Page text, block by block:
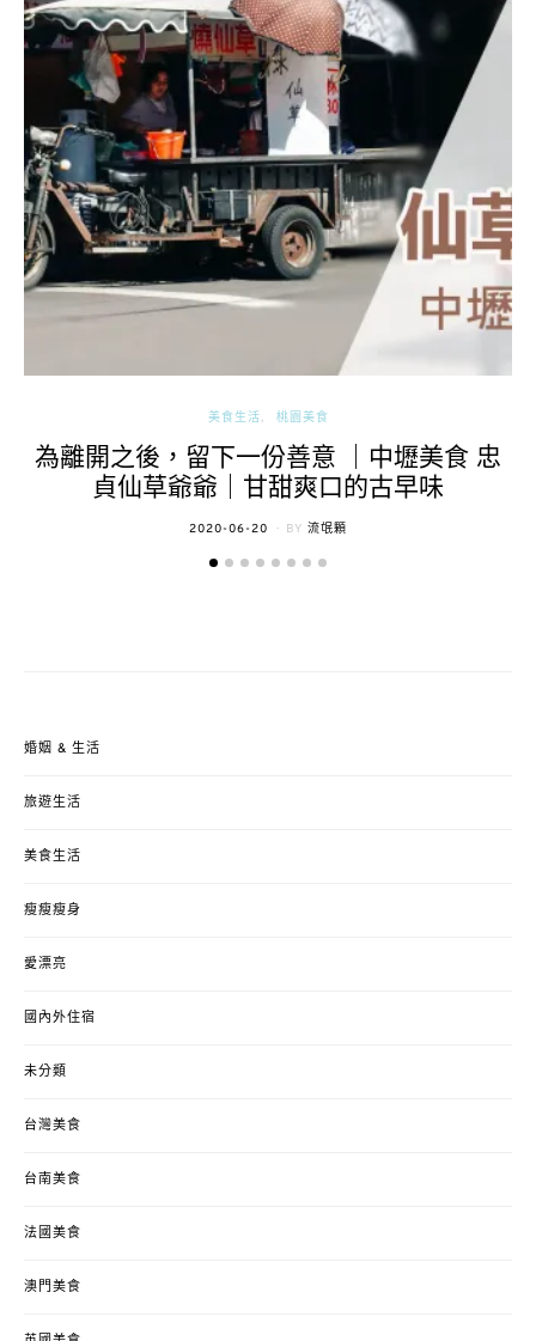
美食生活 桃園美食
為離開之後，留下一份善意 ｜中壢美食 忠
貞仙草爺爺｜甘甜爽口的古早味
POSTED
2020-06-20 BY 流氓顆
婚姻 & 生活
旅遊生活
美食生活
瘦瘦瘦身
愛漂亮
國內外住宿
未分類
台灣美食
台南美食
法國美食
澳門美食